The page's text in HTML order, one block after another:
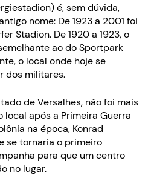
é, sem dúvida,
nome: De 1923 a 2001 foi
Stadion. De 1920 a 1923, o
ao do Sportpark
o local onde hoje se
dos militares.
de Versalhes, não foi mais
após a Primeira Guerra
na época, Konrad
se tornaria o primeiro
para que um centro
no lugar.